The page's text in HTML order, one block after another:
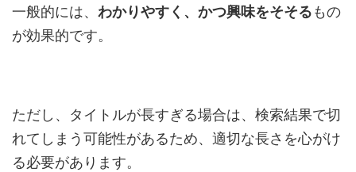
一般的には、 わかりやすく、かつ興味をそそるもの
が効果的です。
ただし、タイトルが長すぎる場合は、検索結果で切
れてしまう可能性があるため、適切な長さを心がけ
る必要があります。